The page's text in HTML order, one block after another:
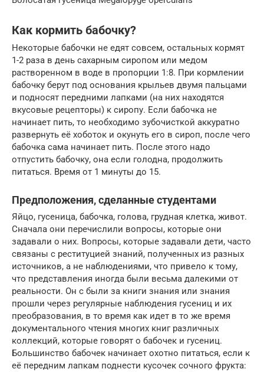
Как кормить бабочку?
Некоторые бабочки не едят совсем, остальных кормят
1-2 раза в день сахарным сиропом или медом
растворенном в воде в пропорции 1:8. При кормлении
бабочку берут под основания крыльев двумя пальцами
и подносят передними лапками (на них находятся
вкусовые рецепторы) к сиропу. Если бабочка не
начинает пить, то необходимо зубочисткой аккуратно
развернуть её хоботок и окунуть его в сироп, после чего
бабочка сама начинает пить. После этого надо
отпустить бабочку, она если голодна, продолжить
питаться. Время от 1 минуты до 15.
Предположения, сделанные студентами
Яйцо, гусеница, бабочка, голова, грудная клетка, живот.
Сначала они перечислили вопросы, которые они
задавали о них. Вопросы, которые задавали дети, часто
связаны с реституцией знаний, полученных из разных
источников, а не наблюдениями, что привело к тому,
что представления иногда были весьма далекими от
реальности. Он с были за книги знания или знания
прошли через регулярные наблюдения гусениц и их
преобразования, в то время как идет в то же время
документального чтения многих книг различных
коллекций, которые говорят о бабочек и гусениц.
Большинство бабочек начинает охотно питаться, если к
её передним лапкам поднести кусочек сочного фрукта: